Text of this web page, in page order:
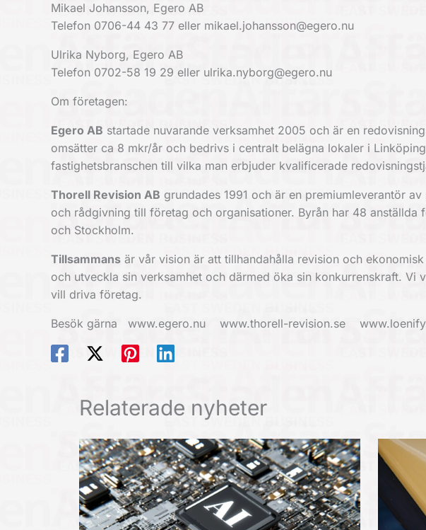
Mikael Johansson, Egero AB
Telefon 0706-44 43 77 eller mikael.johansson@egero.nu
Ulrika Nyborg, Egero AB
Telefon 0702-58 19 29 eller ulrika.nyborg@egero.nu
Om företagen:
Egero AB startade nuvarande verksamhet 2005 och är en
omsätter ca 8 mkr/år och bedrivs i centralt belägna lokaler i
fastighetsbranschen till vilka man erbjuder kvalificerade
Thorell Revision AB grundades 1991 och är en premiumleverantör
och rådgivning till företag och organisationer. Byrån har 48
och Stockholm.
Tillsammans är vår vision är att tillhandahålla revision och
och utveckla sin verksamhet och därmed öka sin konkurrenskraft. Vi
vill driva företag.
Besök gärna www.egero.nu www.thorell-revision.se
Relaterade nyheter